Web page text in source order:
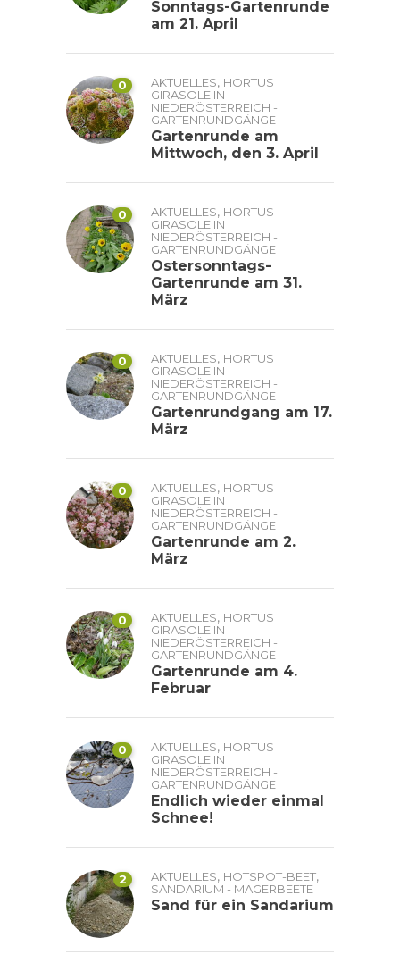
Sonntags-Gartenrunde
am 21. April
0 AKTUELLES, HORTUS
GIRASOLE IN
NIEDERÖSTERREICH -
GARTENRUNDGÄNGE
Gartenrunde am
Mittwoch, den 3. April
0 AKTUELLES, HORTUS
GIRASOLE IN
NIEDERÖSTERREICH -
GARTENRUNDGÄNGE
Ostersonntags-
Gartenrunde am 31.
März
0 AKTUELLES, HORTUS
GIRASOLE IN
NIEDERÖSTERREICH -
GARTENRUNDGÄNGE
Gartenrundgang am 17.
März
0 AKTUELLES, HORTUS
GIRASOLE IN
NIEDERÖSTERREICH -
GARTENRUNDGÄNGE
Gartenrunde am 2.
März
0 AKTUELLES, HORTUS
GIRASOLE IN
NIEDERÖSTERREICH -
GARTENRUNDGÄNGE
Gartenrunde am 4.
Februar
0 AKTUELLES, HORTUS
GIRASOLE IN
NIEDERÖSTERREICH -
GARTENRUNDGÄNGE
Endlich wieder einmal
Schnee!
2 AKTUELLES, HOTSPOT-BEET,
SANDARIUM - MAGERBEETE
Sand für ein Sandarium